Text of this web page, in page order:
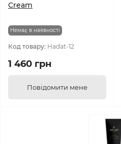
Cream
Немає в наявності
Код товару: Hadat-12
1 460 грн
Повідомити мене